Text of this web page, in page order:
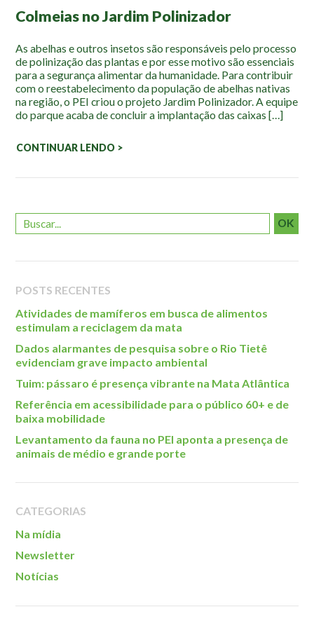
Mapa Ilustrado
Fauna e Flora
Aranhas
Anta
Palmeira Juçara
Borboletas
Cambuci
Tucano do Bico Verde
Roteiro da monitoria
Trilhas
Terceira Idade
Inclusão Social
Blog
Newsletter
Contato
Como chegar
Colmeias no Jardim Polinizador
As abelhas e outros insetos são responsáveis pelo processo
de polinização das plantas e por esse motivo são essenciais
para a segurança alimentar da humanidade. Para contribuir
com o reestabelecimento da população de abelhas nativas
na região, o PEI criou o projeto Jardim Polinizador. A equipe
do parque acaba de concluir a implantação das caixas […]
CONTINUAR LENDO >
OK
POSTS RECENTES
Atividades de mamíferos em busca de alimentos
estimulam a reciclagem da mata
Dados alarmantes de pesquisa sobre o Rio Tietê
evidenciam grave impacto ambiental
Tuim: pássaro é presença vibrante na Mata Atlântica
Referência em acessibilidade para o público 60+ e de
baixa mobilidade
Levantamento da fauna no PEI aponta a presença de
animais de médio e grande porte
CATEGORIAS
Na mídia
Newsletter
Notícias